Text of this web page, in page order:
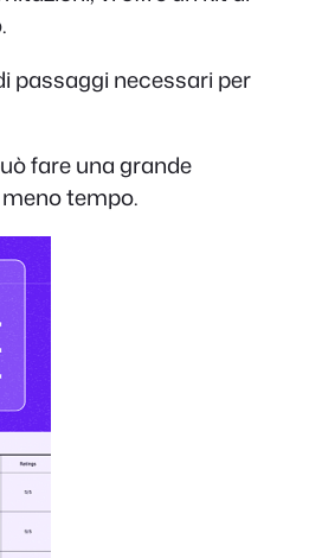
passaggi necessari per
fare una grande
tempo.